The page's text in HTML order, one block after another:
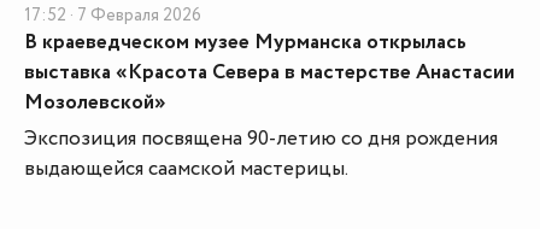
17:52 · 7 Февраля 2026
В краеведческом музее Мурманска открылась
выставка «Красота Севера в мастерстве Анастасии
Мозолевской»
Экспозиция посвящена 90-летию со дня рождения
выдающейся саамской мастерицы.